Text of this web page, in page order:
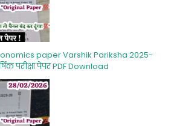
paper Varshik Pariksha 2025-
परीक्षा पेपर PDF Download